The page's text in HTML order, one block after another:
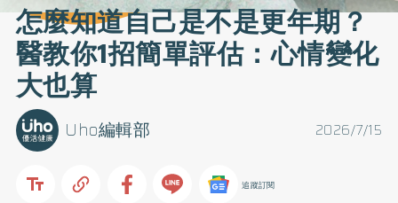
怎麼知道自己是不是更年期？
醫教你1招簡單評估：心情變化
大也算
2026/7/15
Uho編輯部
追蹤訂閱